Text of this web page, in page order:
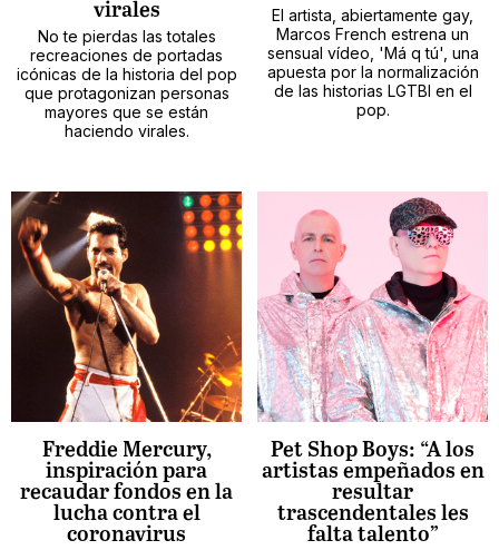
virales
No te pierdas las totales
recreaciones de portadas
icónicas de la historia del pop
que protagonizan personas
mayores que se están
haciendo virales.
El artista, abiertamente gay,
Marcos French estrena un
sensual vídeo, 'Má q tú', una
apuesta por la normalización
de las historias LGTBI en el
pop.
Freddie Mercury,
inspiración para
recaudar fondos en la
lucha contra el
coronavirus
Pet Shop Boys: “A los
artistas empeñados en
resultar
trascendentales les
falta talento”